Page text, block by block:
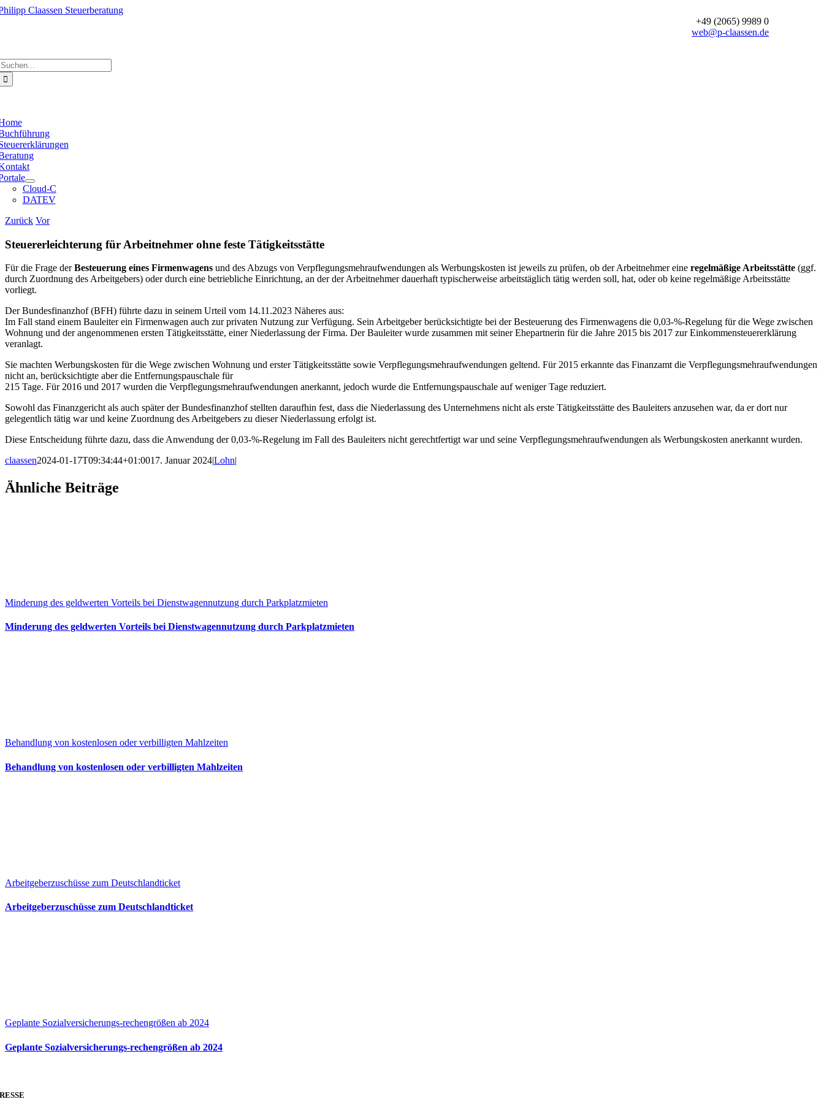
Zum
+49 (2065) 9989 0
web@p-claassen.de
Cloud-C
DATEV
Zurück Vor
Steuererleichterung für Arbeitnehmer ohne feste Tätigkeitsstätte
Für die Frage derBesteuerung eines Firmenwagens und des Abzugs von Verpflegungsmehraufwendungen als Werbungskosten ist jeweils zu prüfen, ob der Arbeitnehmer eine regelmäßige Arbeitsstätte (ggf.
durch Zuordnung des Arbeitgebers) oder durch eine betriebliche Einrichtung, an der der Arbeitnehmer dauerhaft typischerweise arbeitstäglich tätig werden soll, hat, oder ob keine regelmäßige Arbeitsstätte
vorliegt.
Der Bundesfinanzhof (BFH) führte dazu in seinem Urteil vom 14.11.2023 Näheres aus:
Im Fall stand einem Bauleiter ein Firmenwagen auch zur privaten Nutzung zur Verfügung. Sein Arbeitgeber berücksichtigte bei der Besteuerung des Firmenwagens die 0,03-%-Regelung für die Wege zwischen
Wohnung und der angenommenen ersten Tätigkeitsstätte, einer Niederlassung der Firma. Der Bauleiter wurde zusammen mit seiner Ehepartnerin für die Jahre 2015 bis 2017 zur Einkommensteuererklärung
veranlagt.
Sie machten Werbungskosten für die Wege zwischen Wohnung und erster Tätigkeitsstätte sowie Verpflegungsmehraufwendungen geltend. Für 2015 erkannte das Finanzamt die Verpflegungsmehraufwendungen
nicht an, berücksichtigte aber die Entfernungspauschale für
215 Tage. Für 2016 und 2017 wurden die Verpflegungsmehraufwendungen anerkannt, jedoch wurde die Entfernungspauschale auf weniger Tage reduziert.
Sowohl das Finanzgericht als auch später der Bundesfinanzhof stellten daraufhin fest, dass die Niederlassung des Unternehmens nicht als erste Tätigkeitsstätte des Bauleiters anzusehen war, da er dort nur
gelegentlich tätig war und keine Zuordnung des Arbeitgebers zu dieser Niederlassung erfolgt ist.
Diese Entscheidung führte dazu, dass die Anwendung der 0,03-%-Regelung im Fall des Bauleiters nicht gerechtfertigt war und seine Verpflegungsmehraufwendungen als Werbungskosten anerkannt wurden.
claassen2024-01-17T09:34:44+01:0017. Januar 2024|Lohn|
Facebook
X
LinkedIn
WhatsApp
Xing
E-
Mail
Ähnliche Beiträge
Minderung des geldwerten Vorteils bei Dienstwagennutzung durch Parkplatzmieten
Minderung des geldwerten Vorteils bei Dienstwagennutzung durch Parkplatzmieten
Behandlung von kostenlosen oder verbilligten Mahlzeiten
Behandlung von kostenlosen oder verbilligten Mahlzeiten
Arbeitgeberzuschüsse zum Deutschlandticket
Arbeitgeberzuschüsse zum Deutschlandticket
Geplante Sozialversicherungs-rechengrößen ab 2024
Geplante Sozialversicherungs-rechengrößen ab 2024